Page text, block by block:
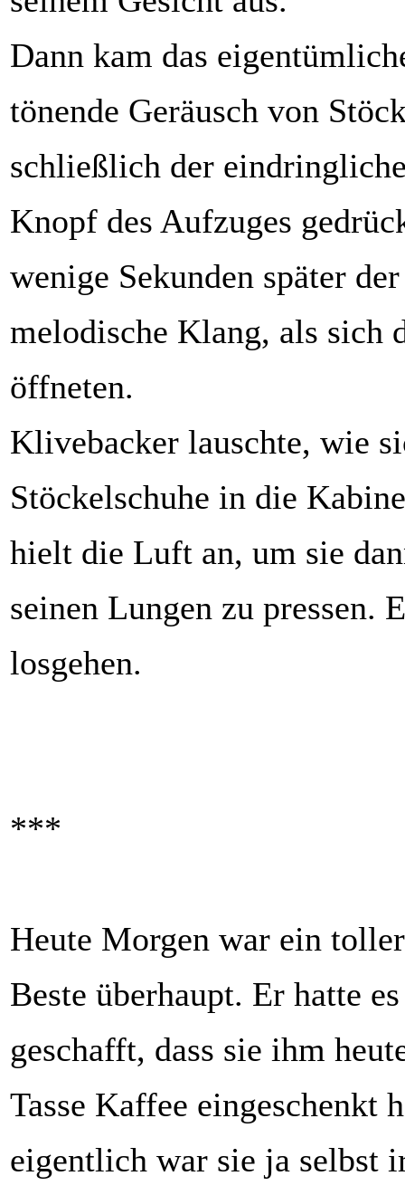
Dann kam das
tönende Geräusch von
schließlich der
Knopf des Aufzuges
wenige Sekunden später
melodische Klang, als sich
öffneten.
Klivebacker lauschte, wie
Stöckelschuhe in die
hielt die Luft an, um sie
seinen Lungen zu pressen.
losgehen.
***
Heute Morgen war ein
Beste überhaupt. Er hatte
geschafft, dass sie ihm
Tasse Kaffee eingeschenkt
eigentlich war sie ja selbst